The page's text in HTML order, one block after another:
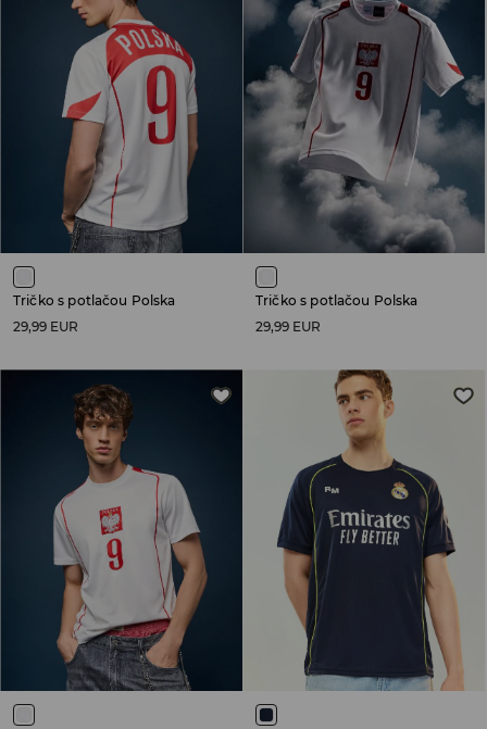
Tričko s potlačou Polska
29,99 EUR
Tričko s potlačou Polska
29,99 EUR